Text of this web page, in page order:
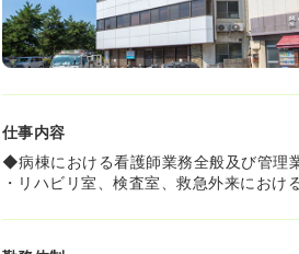
仕事内容
◆病棟における看護師業務全般及び管理
・リハビリ室、検査室、救急外来におけ